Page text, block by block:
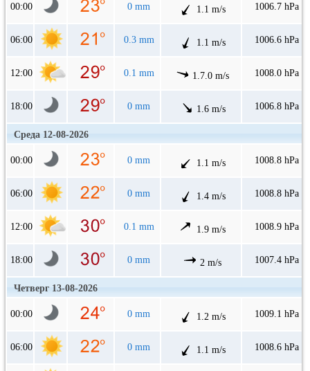
00:00 0 mm 1.1 m/s 1006.7 hPa
06:00 0.3 mm 1.1 m/s 1006.6 hPa
12:00 0.1 mm 1.7.0 m/s 1008.0 hPa
18:00 0 mm 1.6 m/s 1006.8 hPa
Среда 12-08-2026
00:00 0 mm 1.1 m/s 1008.8 hPa
06:00 0 mm 1.4 m/s 1008.8 hPa
12:00 0.1 mm 1.9 m/s 1008.9 hPa
18:00 0 mm 2 m/s 1007.4 hPa
Четверг 13-08-2026
00:00 0 mm 1.2 m/s 1009.1 hPa
06:00 0 mm 1.1 m/s 1008.6 hPa